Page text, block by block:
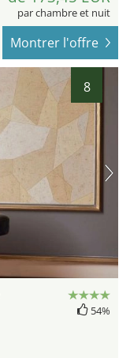
par chambre et nuit
Montrer l'offre
8
54%